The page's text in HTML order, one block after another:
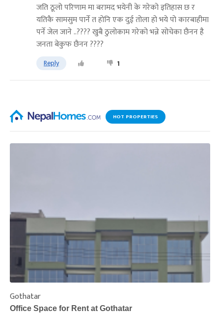
जति ठूलो परिणाम मा बरामद भयेनी के गरेको इतिहास छ र
यतिकै सामसुम पार्ने त होनि एक दुई तोला हो भये पो कारबाहीमा
पर्ने जेल जाने ..???? खुबै ठुलोकाम गरेको भन्ने सोचेका छैनन है
जनता बेकुफ छैनन ????
Reply 1
HOT PROPERTIES
Gothatar
Office Space for Rent at Gothatar